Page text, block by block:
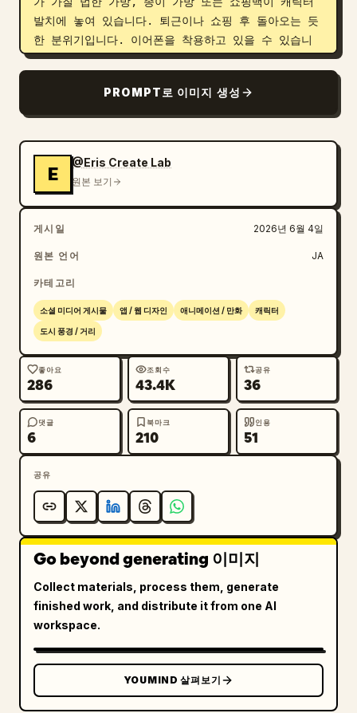
발치에 놓여 있습니다. 퇴근이나 쇼핑 후 돌아오는 듯
한 분위기입니다. 이어폰을 착용하고 있을 수 있습니
다. 피곤하거나 졸린 표정일 수 있습니다. 그저 평범
니다. 아무도 캐릭터에게 특별한 반응을 보이지 않습니
다. 주변 세계를 사람들이 "애니메이션 캐릭터의 존재
현대적인
TikTok, Instagram Reels 또는 YouTube Shorts
와 유사한 분위기
를 추가하세요. 라이브 방송 화면이 아닙니다. 좋아요
수, 댓글 섹션, 공유 버튼 등을 자연스럽게 표시하세
하도록 하세요. 댓글은 주로 일본어입니다. 중요: 댓
글 섹션에서 캐릭터를 유명인처럼 대하지 마세요. 비난
이나 뉴스처럼 다루지 마세요. 도시 전설이나 희귀한
야생 동물을 보는 듯한 자연스러운 온도여야 합니다.
스마트폰 촬영 특유의 질감을 강조하세요: 가벼운 HDR
처리, 미세한 센서 노이즈, 약간의 JPEG 압축 느낌,
자연스러운 노출, 약간의 색수차, 자동 초점 느낌, 높
은 ISO 노이즈, 핸드헬드 촬영 특유의 미세한 흔들림.
짧은 영상에서 잘라낸 프레임 같은 현실감. 영화 포스
터 스타일 금지. 영화적 연출 금지. 극적인 조명 금
지. 과도한 피사계 심도 효과 금지. 정보를 과하게 넣
지 마세요. 광고 사진 스타일 금지. AI 특유의 광택
렌더링을 피하세요. "소셜 미디어를 통해 우연히 흘러
나온 신비로운 영상", "왠지 아무도 놀라지 않음",
우선시하세요.
PROMPT로 이미지 생성
E
@Eris Create Lab
원본 보기
게시일 2026년 6월 4일
원본 언어 JA
카테고리
소셜 미디어 게시물 앱 / 웹 디자인 애니메이션 / 만화 캐릭터
도시 풍경 / 거리
좋아요
286
조회수
43.4K
공유
36
댓글
6
북마크
210
인용
51
공유
Go beyond generating 이미지
Collect materials, process them, generate
finished work, and distribute it from one AI
workspace.
YOUMIND 살펴보기